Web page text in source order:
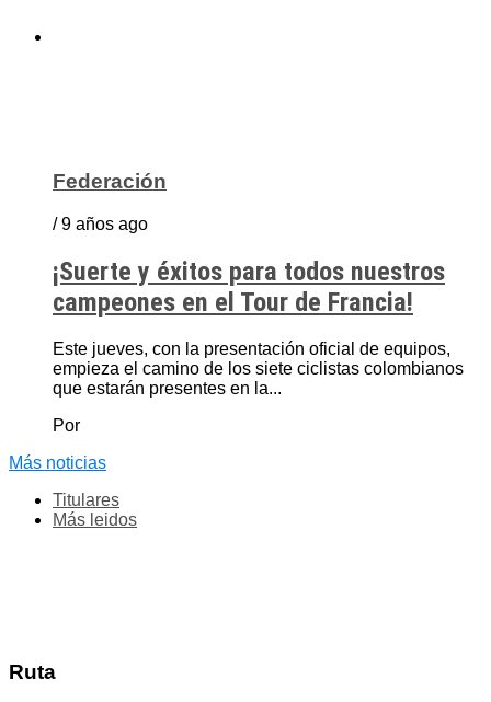
Federación
/ 9 años ago
¡Suerte y éxitos para todos nuestros
campeones en el Tour de Francia!
Este jueves, con la presentación oficial de equipos,
empieza el camino de los siete ciclistas colombianos
que estarán presentes en la...
Por
Más noticias
Titulares
Más leidos
Ruta